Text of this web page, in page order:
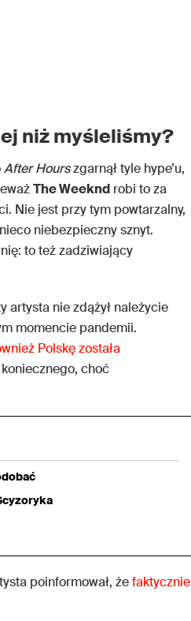
niż myśleliśmy?
After Hourszgarnął tyle hype’u,
The Weeknd robi to za
Nie jest przy tym powtarzalny,
niebezpieczny sznyt.
to też zadziwiający
artysta nie zdążył należycie
momencie pandemii.
Polskę została
choć
poinformował, żefaktycznie